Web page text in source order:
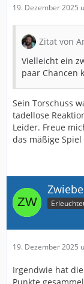
19. Dezember 2025
Zitat von
Vielleicht ein
paar Chancen
Sein Torschuss
tadellose
Leider. Freue
das mäßige
19. Dezember 2025
Irgendwie hat
Punkte